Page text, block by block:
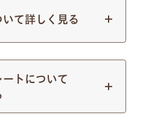
て詳しく見る
ートについて